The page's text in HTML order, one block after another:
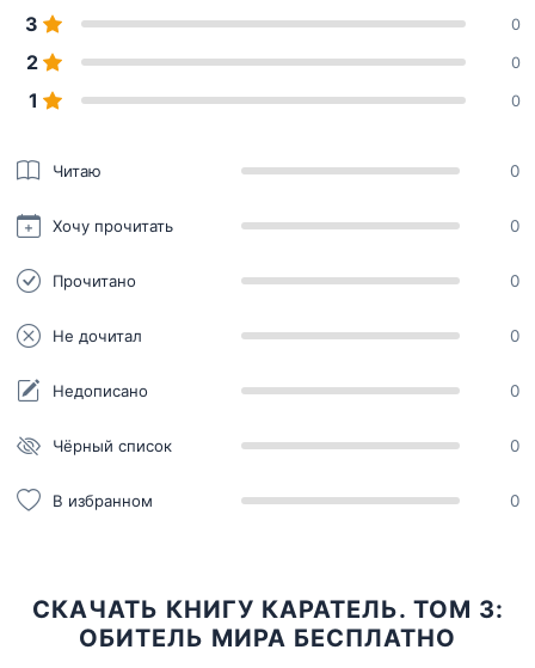
3 0
2 0
1 0
Читаю 0
Хочу прочитать 0
Прочитано 0
Не дочитал 0
Недописано 0
Чёрный список 0
В избранном 0
СКАЧАТЬ КНИГУ КАРАТЕЛЬ. ТОМ 3:
ОБИТЕЛЬ МИРА БЕСПЛАТНО